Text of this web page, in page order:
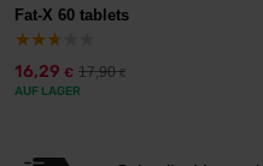
Fat-X 60 tablets
16,29 € 17,90€
AUF LAGER